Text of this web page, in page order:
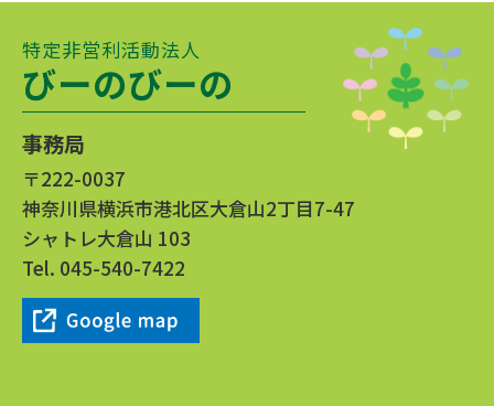
特定非営利活動法人
びーのびーの
事務局
〒222-0037
神奈川県横浜市港北区大倉山2丁目7-47
シャトレ大倉山 103
Tel. 045-540-7422